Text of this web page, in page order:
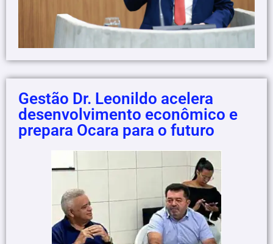
Gestão Dr. Leonildo acelera
desenvolvimento econômico e
prepara Ocara para o futuro